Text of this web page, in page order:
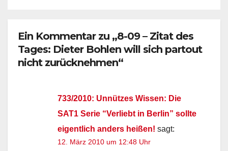
Ein Kommentar zu „8-09 – Zitat des
Tages: Dieter Bohlen will sich partout
nicht zurücknehmen“
733/2010: Unnützes Wissen: Die
SAT1 Serie “Verliebt in Berlin” sollte
eigentlich anders heißen! sagt:
12. März 2010 um 12:48 Uhr